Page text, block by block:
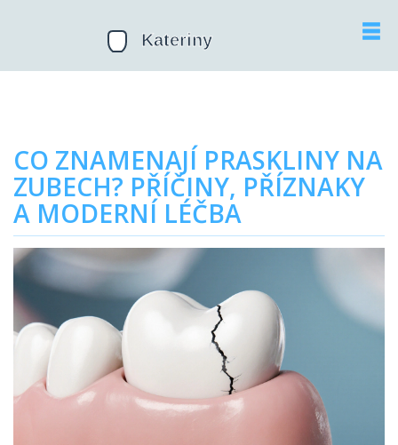
CO ZNAMENAJÍ PRASKLINY NA
ZUBECH? PŘÍČINY, PŘÍZNAKY
A MODERNÍ LÉČBA